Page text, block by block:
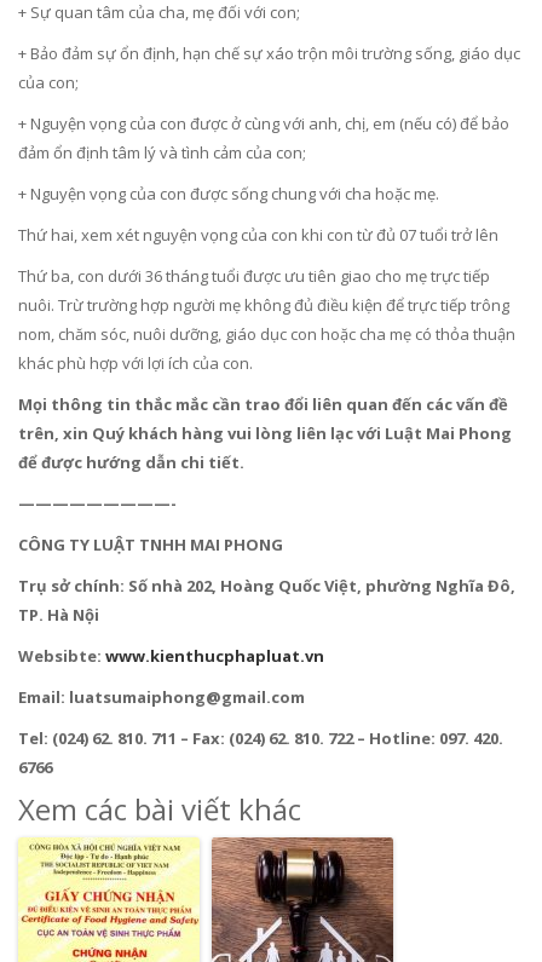
+ Sự quan tâm của cha, mẹ đối với con;
+ Bảo đảm sự ổn định, hạn chế sự xáo trộn môi trường sống, giáo dục
của con;
+ Nguyện vọng của con được ở cùng với anh, chị, em (nếu có) để bảo
đảm ổn định tâm lý và tình cảm của con;
+ Nguyện vọng của con được sống chung với cha hoặc mẹ.
Thứ hai, xem xét nguyện vọng của con khi con từ đủ 07 tuổi trở lên
Thứ ba, con dưới 36 tháng tuổi được ưu tiên giao cho mẹ trực tiếp
nuôi. Trừ trường hợp người mẹ không đủ điều kiện để trực tiếp trông
nom, chăm sóc, nuôi dưỡng, giáo dục con hoặc cha mẹ có thỏa thuận
khác phù hợp với lợi ích của con.
Mọi thông tin thắc mắc cần trao đổi liên quan đến các vấn đề
trên, xin Quý khách hàng vui lòng liên lạc với Luật Mai Phong
để được hướng dẫn chi tiết.
—————————-
CÔNG TY LUẬT TNHH MAI PHONG
Trụ sở chính: Số nhà 202, Hoàng Quốc Việt, phường Nghĩa Đô,
TP. Hà Nội
Websibte: www.kienthucphapluat.vn
Email: luatsumaiphong@gmail.com
Tel: (024) 62. 810. 711 – Fax: (024) 62. 810. 722 – Hotline: 097. 420.
6766
Xem các bài viết khác